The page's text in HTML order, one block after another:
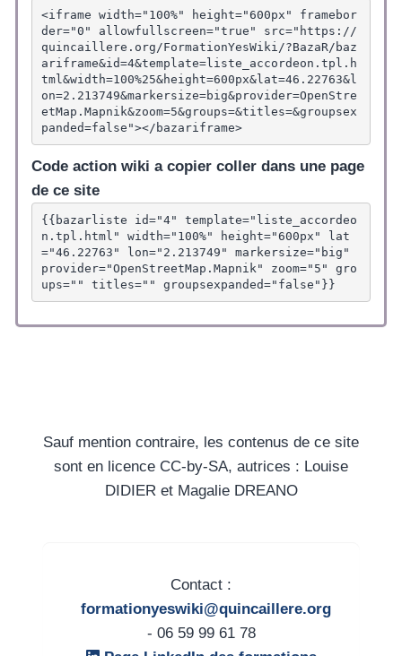
<iframe width="100%" height="600px" framebor
der="0" allowfullscreen="true" src="https://
quincaillere.org/FormationYesWiki/?BazaR/baz
ariframe&id=4&template=liste_accordeon.tpl.h
tml&width=100%25&height=600px&lat=46.22763&l
on=2.213749&markersize=big&provider=OpenStre
etMap.Mapnik&zoom=5&groups=&titles=&groupsex
panded=false"></bazariframe>
Code action wiki a copier coller dans une page
de ce site
{{bazarliste id="4" template="liste_accordeo
n.tpl.html" width="100%" height="600px" lat
="46.22763" lon="2.213749" markersize="big"
provider="OpenStreetMap.Mapnik" zoom="5" gro
ups="" titles="" groupsexpanded="false"}}
Sauf mention contraire, les contenus de ce site
sont en licence CC-by-SA, autrices : Louise
DIDIER et Magalie DREANO
Contact :
formationyeswiki@quincaillere.org
- 06 59 99 61 78